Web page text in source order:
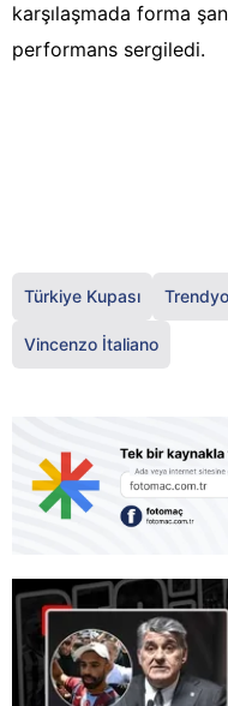
karşılaşmada forma
performans sergiledi.
Türkiye Kupası
Vincenzo İtaliano